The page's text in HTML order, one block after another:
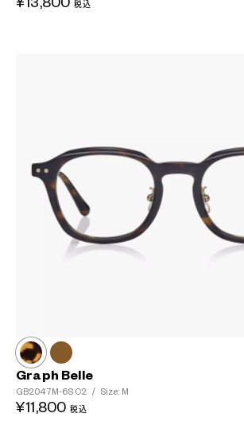
¥13,800 税込
Graph Belle
GB2047M-6S C2 / Size: M
¥11,800 税込